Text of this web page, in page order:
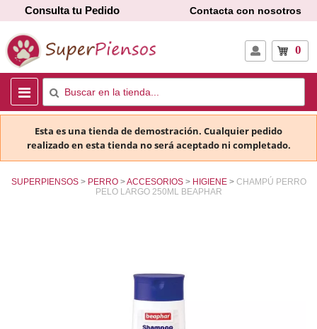
Consulta tu Pedido Contacta con nosotros
0
Esta es una tienda de demostración. Cualquier pedido
realizado en esta tienda no será aceptado ni completado.
SUPERPIENSOS PERRO ACCESORIOS HIGIENE
CHAMPÚ PERRO
PELO LARGO 250ML BEAPHAR